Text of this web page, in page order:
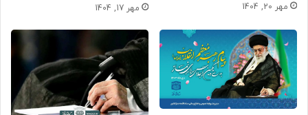
مهر 20, 1404 مهر 17, 1404